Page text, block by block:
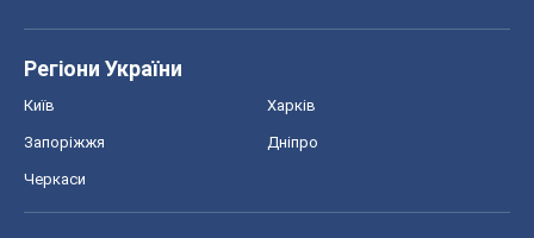
Регіони України
Київ Харків
Запоріжжя Дніпро
Черкаси